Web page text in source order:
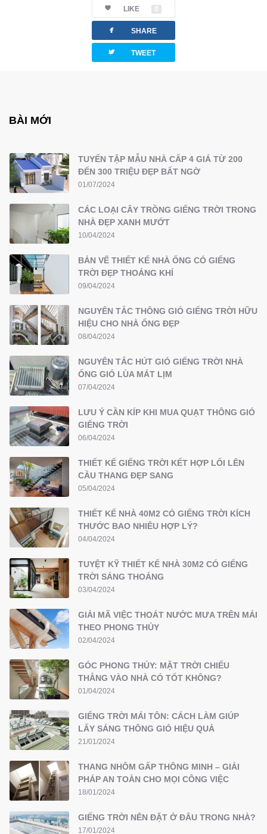
LIKE 0
facebook SHARE
twitterbird TWEET
BÀI MỚI
TUYỂN TẬP MẪU NHÀ CẤP 4 GIÁ TỪ 200
ĐẾN 300 TRIỆU ĐẸP BẤT NGỜ
01/07/2024
CÁC LOẠI CÂY TRỒNG GIẾNG TRỜI TRONG
NHÀ ĐẸP XANH MƯỚT
10/04/2024
BẢN VẼ THIẾT KẾ NHÀ ỐNG CÓ GIẾNG
TRỜI ĐẸP THOÁNG KHÍ
09/04/2024
NGUYÊN TẮC THÔNG GIÓ GIẾNG TRỜI HỮU
HIỆU CHO NHÀ ỐNG ĐẸP
08/04/2024
NGUYÊN TẮC HÚT GIÓ GIẾNG TRỜI NHÀ
ỐNG GIÓ LÙA MÁT LỊM
07/04/2024
LƯU Ý CẦN KÍP KHI MUA QUẠT THÔNG GIÓ
GIẾNG TRỜI
06/04/2024
THIẾT KẾ GIẾNG TRỜI KẾT HỢP LỐI LÊN
CẦU THANG ĐẸP SANG
05/04/2024
THIẾT KẾ NHÀ 40M2 CÓ GIẾNG TRỜI KÍCH
THƯỚC BAO NHIÊU HỢP LÝ?
04/04/2024
TUYỆT KỸ THIẾT KẾ NHÀ 30M2 CÓ GIẾNG
TRỜI SÁNG THOÁNG
03/04/2024
GIẢI MÃ VIỆC THOÁT NƯỚC MƯA TRÊN MÁI
THEO PHONG THỦY
02/04/2024
GÓC PHONG THỦY: MẶT TRỜI CHIẾU
THẲNG VÀO NHÀ CÓ TỐT KHÔNG?
01/04/2024
GIẾNG TRỜI MÁI TÔN: CÁCH LÀM GIÚP
LẤY SÁNG THÔNG GIÓ HIỆU QUẢ
21/01/2024
THANG NHÔM GẤP THÔNG MINH – GIẢI
PHÁP AN TOÀN CHO MỌI CÔNG VIỆC
18/01/2024
GIẾNG TRỜI NÊN ĐẶT Ở ĐÂU TRONG NHÀ?
17/01/2024